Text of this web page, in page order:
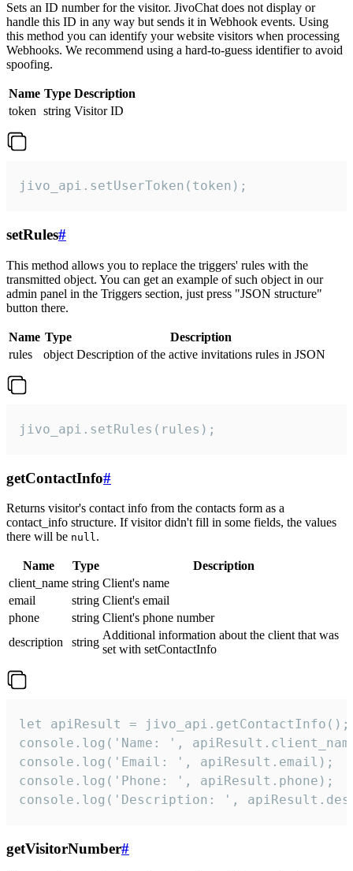
Sets an ID number for the visitor. JivoChat does not display or
handle this ID in any way but sends it in Webhook events. Using
this method you can identify your website visitors when processing
Webhooks. We recommend using a hard-to-guess identifier to avoid
spoofing.
Name Type Description
token string Visitor ID
jivo_api.setUserToken(token);
setRules#
This method allows you to replace the triggers' rules with the
transmitted object. You can get an example of such object in our
admin panel in the Triggers section, just press "JSON structure"
button there.
Name Type
Description
rules
object Description of the active invitations rules in JSON
jivo_api.setRules(rules);
getContactInfo#
Returns visitor's contact info from the contacts form as a
contact_info structure. If visitor didn't fill in some fields, the values
there will be null.
Name Type
Description
client_name string Client's name
email
string Client's email
phone
string Client's phone number
description
string
Additional information about the client that was
set with setContactInfo
let apiResult = jivo_api.getContactInfo();
console.log('Name: ',
console.log('Email: ', apiResult.email);
console.log('Phone: ', apiResult.phone);
console.log('Description: ',
getVisitorNumber#